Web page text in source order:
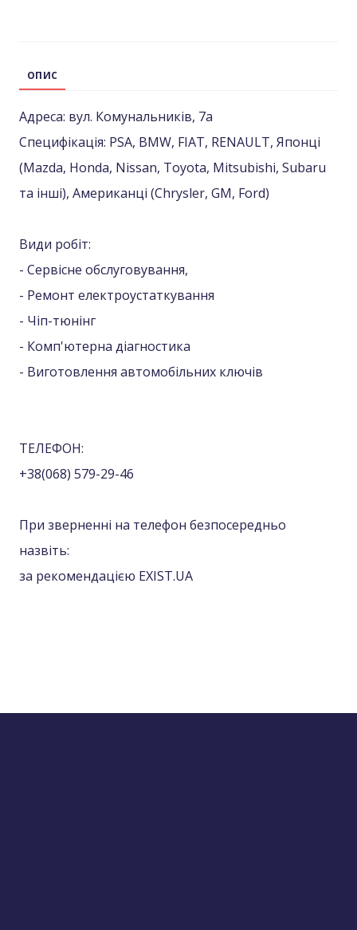
ОПИС
Адреса: вул. Комунальників, 7а
Специфікація: PSA, BMW, FIAT, RENAULT, Японці
(Mazda, Honda, Nissan, Toyota, Mitsubishi, Subaru
та інші), Американці (Сhrysler, GM, Ford)
Види робіт:
- Сервісне обслуговування,
- Ремонт електроустаткування
- Чіп-тюнінг
- Комп'ютерна діагностика
- Виготовлення автомобільних ключів
ТЕЛЕФОН:
+38(068) 579-29-46
При зверненні на телефон безпосередньо
назвіть:
за рекомендацією EXIST.UA